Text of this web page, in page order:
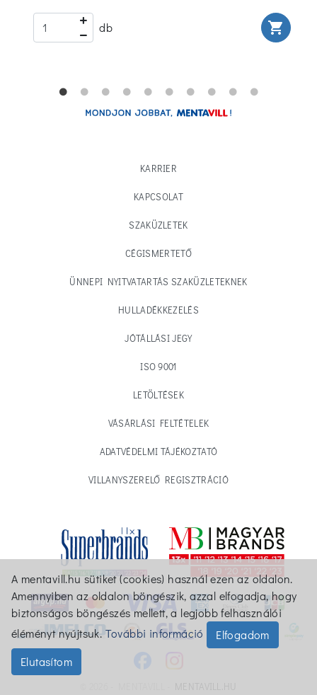
db shopping_cart
KARRIER
KAPCSOLAT
SZAKÜZLETEK
CÉGISMERTETŐ
ÜNNEPI NYITVATARTÁS SZAKÜZLETEKNEK
HULLADÉKKEZELÉS
JÓTÁLLÁSI JEGY
ISO 9001
LETÖLTÉSEK
VÁSÁRLÁSI FELTÉTELEK
ADATVÉDELMI TÁJÉKOZTATÓ
VILLANYSZERELŐ REGISZTRÁCIÓ
A mentavill.hu sütiket (cookies) használ ezen az oldalon.
Amennyiben az oldalon böngészik, azzal elfogadja, hogy
biztonságos böngészés mellett, a legjobb felhasználói
éléményt nyújtsuk.További információ
Elfogadom
Elutasítom